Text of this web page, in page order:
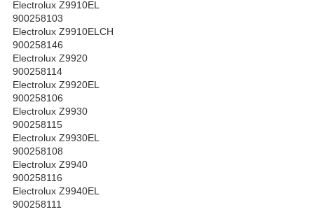
Electrolux Z9910EL
900258103
Electrolux Z9910ELCH
900258146
Electrolux Z9920
900258114
Electrolux Z9920EL
900258106
Electrolux Z9930
900258115
Electrolux Z9930EL
900258108
Electrolux Z9940
900258116
Electrolux Z9940EL
900258111